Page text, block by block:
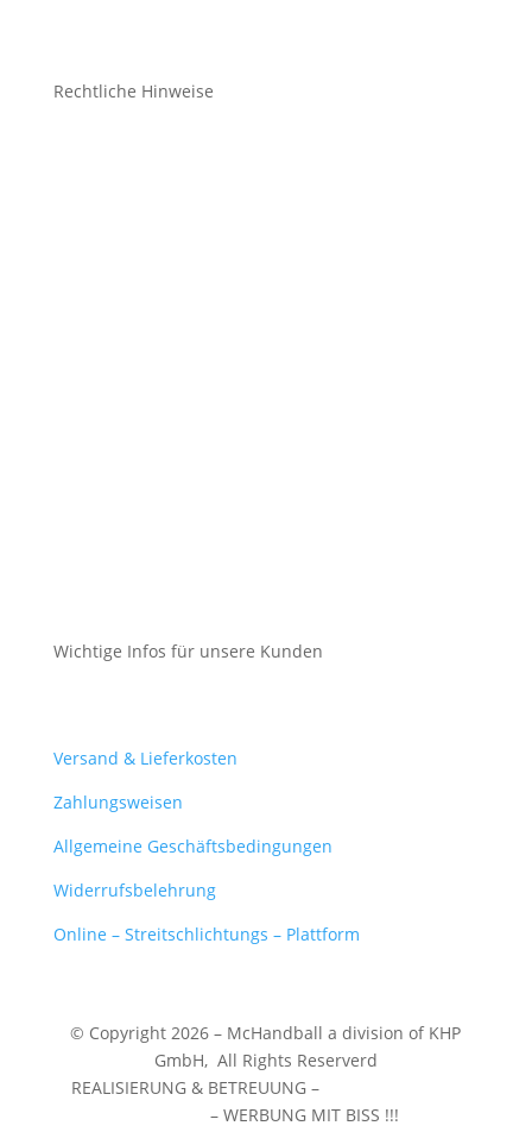
Rechtliche Hinweise
Wichtige Infos für unsere Kunden
Versand & Lieferkosten
Zahlungsweisen
Allgemeine Geschäftsbedingungen
Widerrufsbelehrung
Online – Streitschlichtungs – Plattform
© Copyright 2026 – McHandball a division of KHP
GmbH, All Rights Reserverd
REALISIERUNG & BETREUUNG –
– WERBUNG MIT BISS !!!